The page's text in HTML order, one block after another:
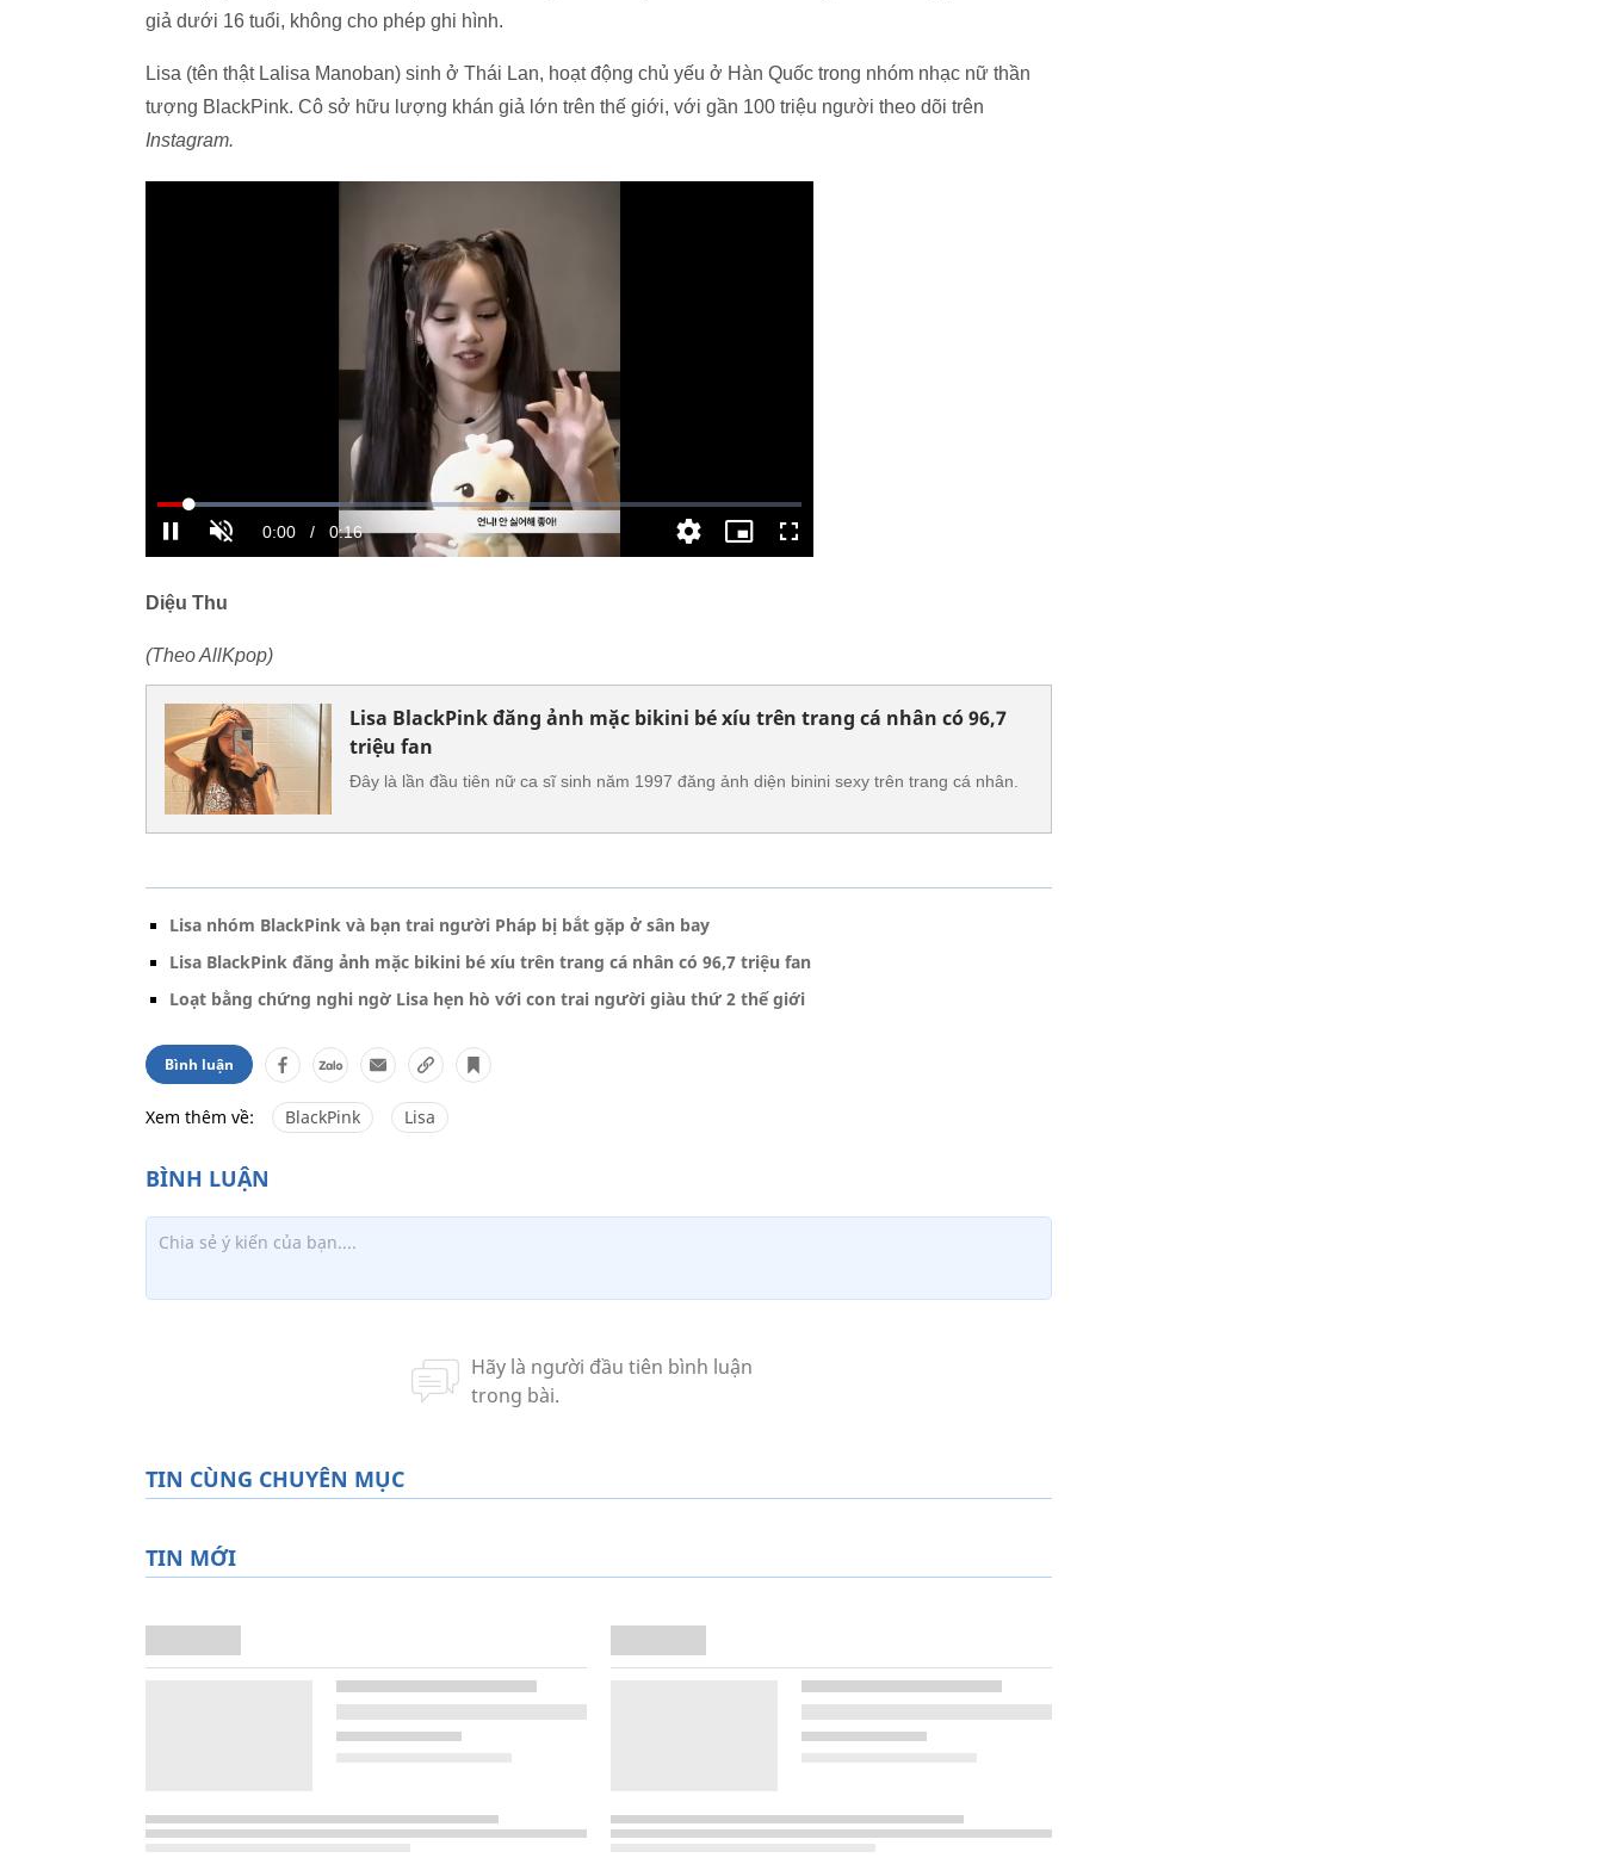
giả dưới 16 tuổi, không cho phép ghi hình.
Lisa (tên thật Lalisa Manoban) sinh ở Thái Lan, hoạt động chủ yếu ở Hàn Quốc trong nhóm nhạc nữ thần
tượng BlackPink. Cô sở hữu lượng khán giả lớn trên thế giới, với gần 100 triệu người theo dõi trên
Instagram.
Diệu Thu
(Theo AllKpop)
Lisa BlackPink đăng ảnh mặc bikini bé xíu trên trang cá nhân có 96,7
triệu fan
Đây là lần đầu tiên nữ ca sĩ sinh năm 1997 đăng ảnh diện binini sexy trên trang cá nhân.
Lisa nhóm BlackPink và bạn trai người Pháp bị bắt gặp ở sân bay
Lisa BlackPink đăng ảnh mặc bikini bé xíu trên trang cá nhân có 96,7 triệu fan
Loạt bằng chứng nghi ngờ Lisa hẹn hò với con trai người giàu thứ 2 thế giới
Bình luận
Xem thêm về: BlackPink Lisa
TIN CÙNG CHUYÊN MỤC
TIN MỚI